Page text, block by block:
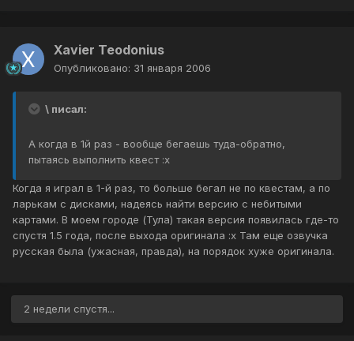
Xavier Teodonius
Опубликовано: 31 января 2006
\ писал:
А когда в 1й раз - вообще бегаешь туда-обратно,
пытаясь выполнить квест :x
Когда я играл в 1-й раз, то больше бегал не по квестам, а по
ларькам с дисками, надеясь найти версию с небитыми
картами. В моем городе (Тула) такая версия появилась где-то
спустя 1.5 года, после выхода оригинала :x Там еще озвучка
русская была (ужасная, правда), на порядок хуже оригинала.
2 недели спустя...